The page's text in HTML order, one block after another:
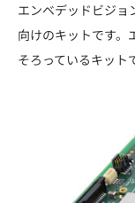
エンベデッドビジョ
向けのキットです。
そろっているキット